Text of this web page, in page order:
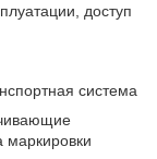
доступ
система
маркировки